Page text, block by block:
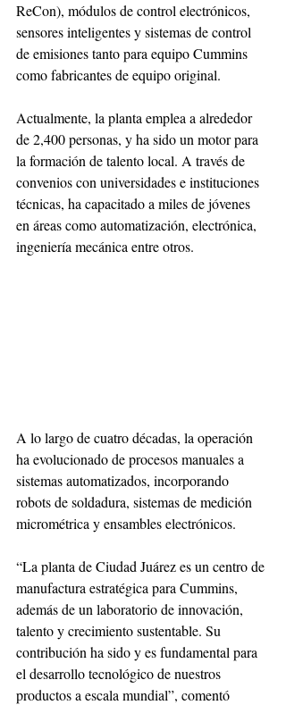
ReCon), módulos de control electrónicos,
sensores inteligentes y sistemas de control
de emisiones tanto para equipo Cummins
como fabricantes de equipo original.
Actualmente, la planta emplea a alrededor
de 2,400 personas, y ha sido un motor para
la formación de talento local. A través de
convenios con universidades e instituciones
técnicas, ha capacitado a miles de jóvenes
en áreas como automatización, electrónica,
ingeniería mecánica entre otros.
A lo largo de cuatro décadas, la operación
ha evolucionado de procesos manuales a
sistemas automatizados, incorporando
robots de soldadura, sistemas de medición
micrométrica y ensambles electrónicos.
“La planta de Ciudad Juárez es un centro de
manufactura estratégica para Cummins,
además de un laboratorio de innovación,
talento y crecimiento sustentable. Su
contribución ha sido y es fundamental para
el desarrollo tecnológico de nuestros
productos a escala mundial”, comentó